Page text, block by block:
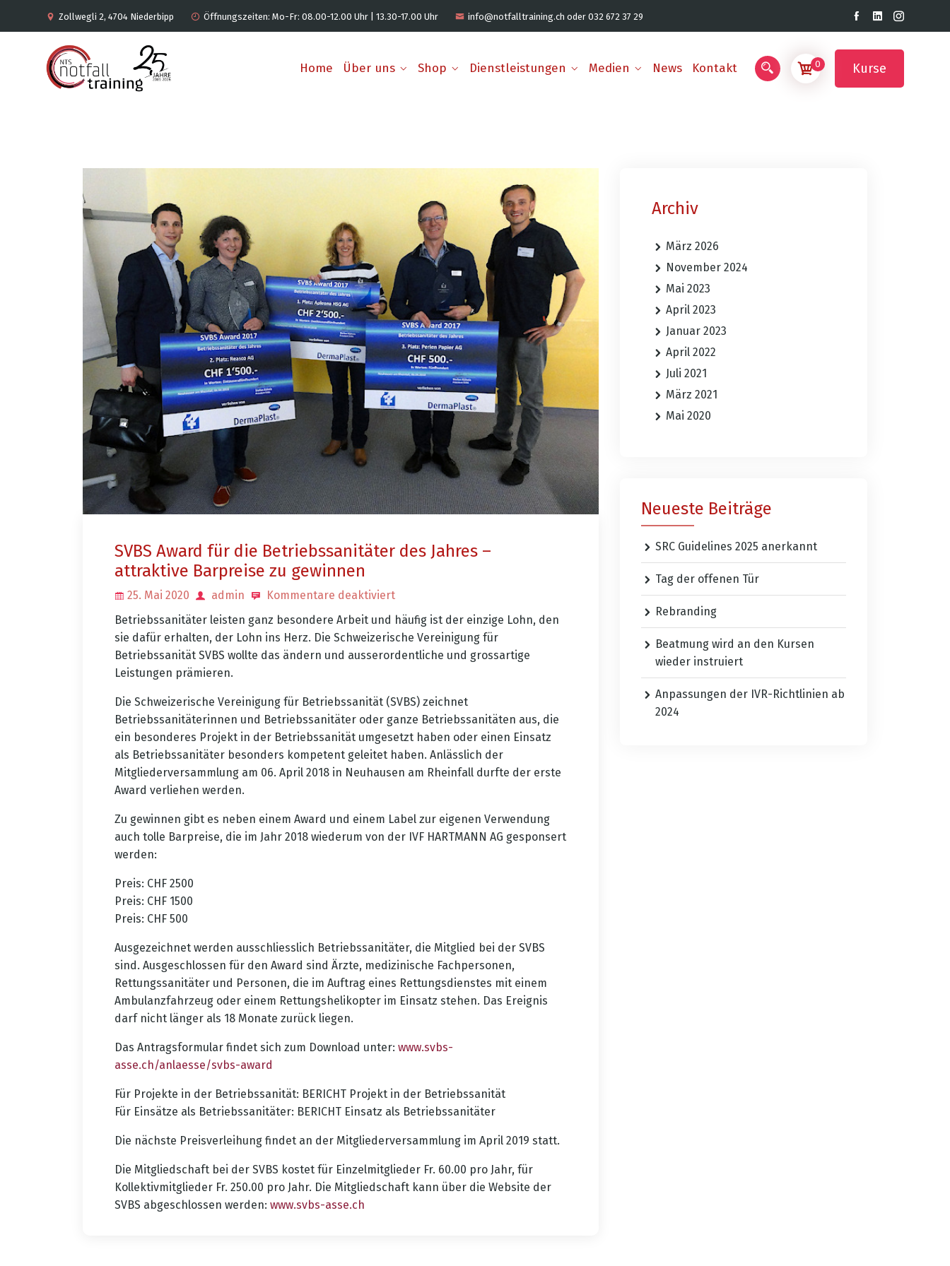
Zollwegli 2, 4704 Niederbipp Öffnungszeiten: Mo-Fr: 08.00-12.00 Uhr | 13.30-17.00 Uhr info@notfalltraining.ch oder 032 672 37 29
Home Über uns Shop Dienstleistungen Medien News Kontakt 0 Kurse
SVBS Award für die Betriebssanitäter des Jahres –
attraktive Barpreise zu gewinnen
25. Mai 2020 admin
Kommentare deaktiviert
Betriebssanitäter leisten ganz besondere Arbeit und häufig ist der einzige Lohn, den
sie dafür erhalten, der Lohn ins Herz. Die Schweizerische Vereinigung für
Betriebssanität SVBS wollte das ändern und ausserordentliche und grossartige
Leistungen prämieren.
Die Schweizerische Vereinigung für Betriebssanität (SVBS) zeichnet
Betriebssanitäterinnen und Betriebssanitäter oder ganze Betriebssanitäten aus, die
ein besonderes Projekt in der Betriebssanität umgesetzt haben oder einen Einsatz
als Betriebssanitäter besonders kompetent geleitet haben. Anlässlich der
Mitgliederversammlung am 06. April 2018 in Neuhausen am Rheinfall durfte der erste
Award verliehen werden.
Zu gewinnen gibt es neben einem Award und einem Label zur eigenen Verwendung
auch tolle Barpreise, die im Jahr 2018 wiederum von der IVF HARTMANN AG gesponsert
werden:
Preis: CHF 2500
Preis: CHF 1500
Preis: CHF 500
Ausgezeichnet werden ausschliesslich Betriebssanitäter, die Mitglied bei der SVBS
sind. Ausgeschlossen für den Award sind Ärzte, medizinische Fachpersonen,
Rettungssanitäter und Personen, die im Auftrag eines Rettungsdienstes mit einem
Ambulanzfahrzeug oder einem Rettungshelikopter im Einsatz stehen. Das Ereignis
darf nicht länger als 18 Monate zurück liegen.
Das Antragsformular findet sich zum Download unter: www.svbs-
asse.ch/anlaesse/svbs-award
Für Projekte in der Betriebssanität: BERICHT Projekt in der Betriebssanität
Für Einsätze als Betriebssanitäter: BERICHT Einsatz als Betriebssanitäter
Die nächste Preisverleihung findet an der Mitgliederversammlung im April 2019 statt.
Die Mitgliedschaft bei der SVBS kostet für Einzelmitglieder Fr. 60.00 pro Jahr, für
Kollektivmitglieder Fr. 250.00 pro Jahr. Die Mitgliedschaft kann über die Website der
SVBS abgeschlossen werden: www.svbs-asse.ch
Archiv
März 2026
November 2024
Mai 2023
April 2023
Januar 2023
April 2022
Juli 2021
März 2021
Mai 2020
Neueste Beiträge
SRC Guidelines 2025 anerkannt
Tag der offenen Tür
Rebranding
Beatmung wird an den Kursen
wieder instruiert
Anpassungen der IVR-Richtlinien ab
2024